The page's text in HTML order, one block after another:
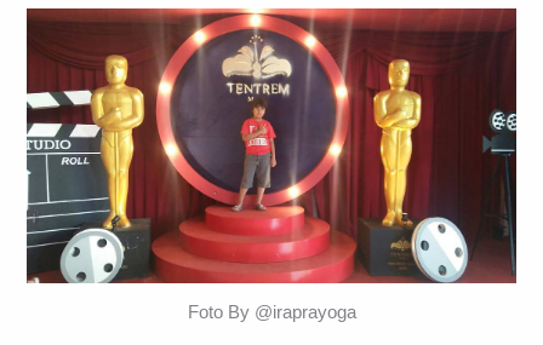
Foto By @iraprayoga